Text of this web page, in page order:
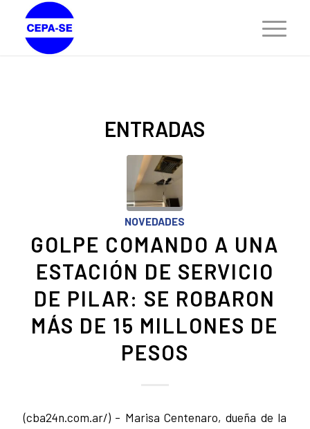
ENTRADAS
NOVEDADES
GOLPE COMANDO A UNA
ESTACIÓN DE SERVICIO
DE PILAR: SE ROBARON
MÁS DE 15 MILLONES DE
PESOS
(cba24n.com.ar/) – Marisa Centenaro, dueña de la